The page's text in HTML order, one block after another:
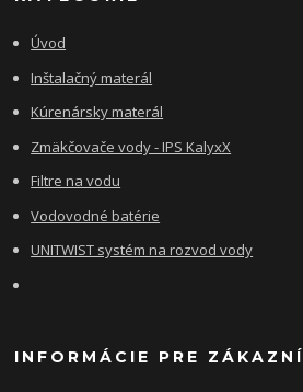
Úvod
Inštalačný materál
Kúrenársky materál
Zmäkčovače vody - IPS KalyxX
Filtre na vodu
Vodovodné batérie
UNITWIST systém na rozvod vody
INFORMÁCIE PRE